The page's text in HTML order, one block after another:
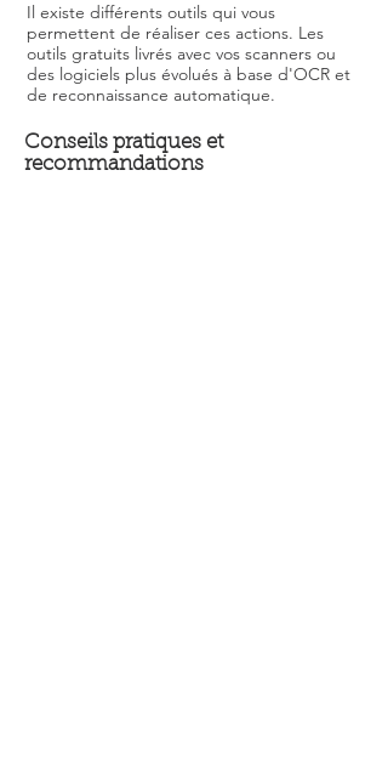
Il existe différents outils qui vous
permettent de réaliser ces actions. Les
outils gratuits livrés avec vos scanners ou
des logiciels plus évolués à base d'OCR et
de reconnaissance automatique.
Conseils pratiques et
recommandations